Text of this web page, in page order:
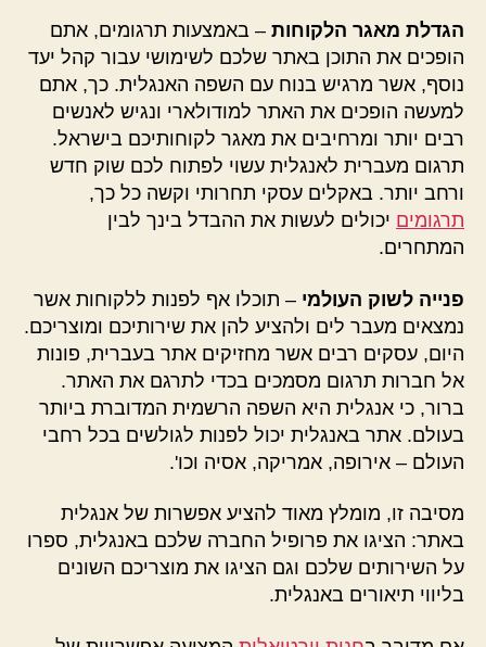
הגדלת מאגר הלקוחות – באמצעות תרגומים, אתם
הופכים את התוכן באתר שלכם לשימושי עבור קהל יעד
נוסף, אשר מרגיש בנוח עם השפה האנגלית. כך, אתם
למעשה הופכים את האתר למודולארי ונגיש לאנשים
רבים יותר ומרחיבים את מאגר לקוחותיכם בישראל.
תרגום מעברית לאנגלית עשוי לפתוח לכם שוק חדש
ורחב יותר. באקלים עסקי תחרותי וקשה כל כך,
תרגומים יכולים לעשות את ההבדל בינך לבין
המתחרים.
פנייה לשוק העולמי – תוכלו אף לפנות ללקוחות אשר
נמצאים מעבר לים ולהציע להן את שירותיכם ומוצריכם.
היום, עסקים רבים אשר מחזיקים אתר בעברית, פונות
אל חברות תרגום מסמכים בכדי לתרגם את האתר.
ברור, כי אנגלית היא השפה הרשמית המדוברת ביותר
בעולם. אתר באנגלית יכול לפנות לגולשים בכל רחבי
העולם – אירופה, אמריקה, אסיה וכו'.
מסיבה זו, מומלץ מאוד להציע אפשרות של אנגלית
באתר: הציגו את פרופיל החברה שלכם באנגלית, ספרו
על השירותים שלכם וגם הציגו את מוצריכם השונים
בליווי תיאורים באנגלית.